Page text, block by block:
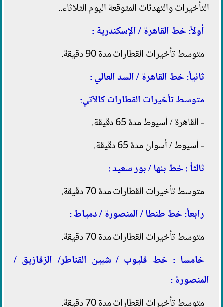
التأخيرات والتهدئات المتوقعة اليوم الثلاثاء..
أولاً: خط القاهرة / الإسكندرية :
متوسط تأخيرات القطارات مدة 90 دقيقة.
ثانياً: خط القاهرة / السد العالي :
متوسط تأخيرات القطارات كالآتي:
- القاهرة / أسيوط مدة 65 دقيقة.
- أسيوط / أسوان مدة 65 دقيقة.
ثالثاً : خط بنها / بور سعيد :
متوسط تأخيرات القطارات مدة 70 دقيقة.
رابعاً: خط طنطا / المنصورة / دمياط :
متوسط تأخيرات القطارات مدة 70 دقيقة.
خامسا : خط قليوب / شبين القناطر/ الزقازيق /
المنصورة :
متوسط تأخيرات القطارات مدة 70 دقيقة.